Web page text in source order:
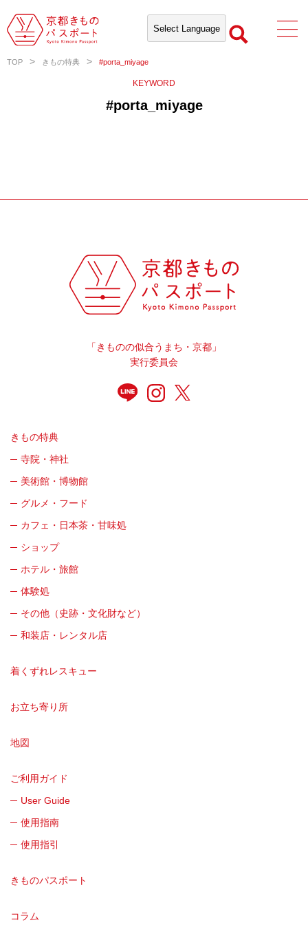
TOP きもの特典 #porta_miyage
KEYWORD
#porta_miyage
「きものの似合うまち・京都」
実行委員会
きもの特典
寺院・神社
美術館・博物館
グルメ・フード
カフェ・日本茶・甘味処
ショップ
ホテル・旅館
体験処
その他（史跡・文化財など）
和装店・レンタル店
着くずれレスキュー
お立ち寄り所
地図
ご利用ガイド
User Guide
使用指南
使用指引
きものパスポート
コラム